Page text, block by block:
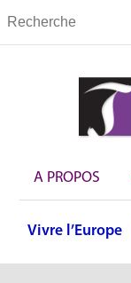
A PROPOS
Vivre l’Europe